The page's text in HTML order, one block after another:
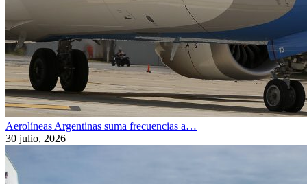
Aerolíneas Argentinas suma frecuencias a…
30 julio, 2026